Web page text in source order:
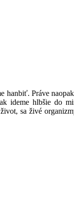
hanbiť. Práve
hlbšie do
sa živé